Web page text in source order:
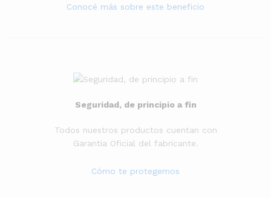
Conocé más sobre este beneficio
Seguridad, de principio a fin
Todos nuestros productos cuentan con
Garantia Oficial del fabricante.
Cómo te protegemos